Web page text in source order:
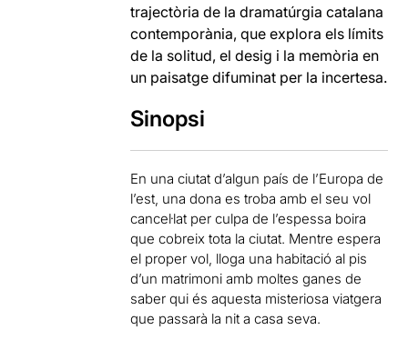
trajectòria de la dramatúrgia catalana
contemporània, que explora els límits
de la solitud, el desig i la memòria en
un paisatge difuminat per la incertesa.
Sinopsi
En una ciutat d’algun país de l’Europa de
l’est, una dona es troba amb el seu vol
cancel·lat per culpa de l’espessa boira
que cobreix tota la ciutat. Mentre espera
el proper vol, lloga una habitació al pis
d’un matrimoni amb moltes ganes de
saber qui és aquesta misteriosa viatgera
que passarà la nit a casa seva.